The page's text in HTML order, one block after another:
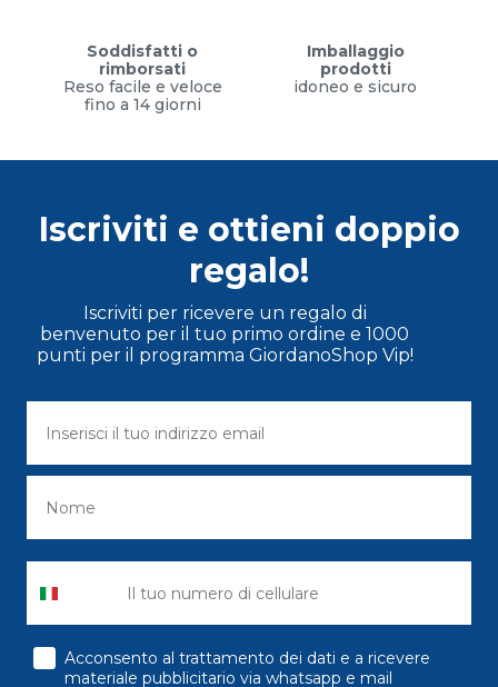
Soddisfatti o
rimborsati
Reso facile e veloce
fino a 14 giorni
Imballaggio
prodotti
idoneo e sicuro
Iscriviti e ottieni doppio
regalo!
Iscriviti per ricevere un regalo di
benvenuto per il tuo primo ordine e 1000
punti per il programma GiordanoShop Vip!
consenso
Acconsento al trattamento dei dati e a ricevere
materiale pubblicitario via whatsapp e mail